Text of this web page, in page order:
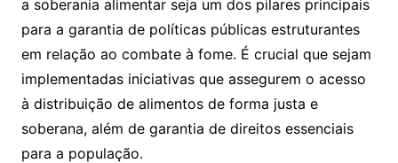
a soberania alimentar seja um dos pilares principais
para a garantia de políticas públicas estruturantes
em relação ao combate à fome. É crucial que sejam
implementadas iniciativas que assegurem o acesso
à distribuição de alimentos de forma justa e
soberana, além de garantia de direitos essenciais
para a população.